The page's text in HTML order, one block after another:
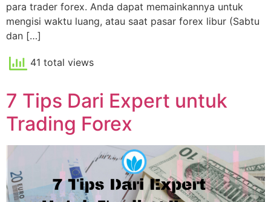
para trader forex. Anda dapat memainkannya untuk
mengisi waktu luang, atau saat pasar forex libur (Sabtu
dan […]
41 total views
7 Tips Dari Expert untuk
Trading Forex